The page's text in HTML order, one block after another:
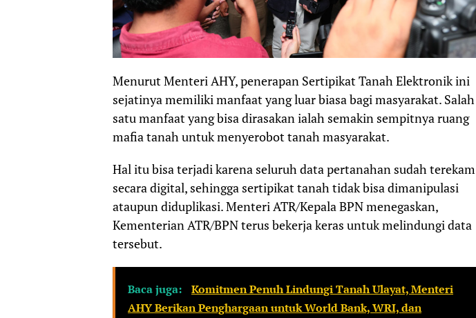
Menurut Menteri AHY, penerapan Sertipikat Tanah Elektronik ini
sejatinya memiliki manfaat yang luar biasa bagi masyarakat. Salah
satu manfaat yang bisa dirasakan ialah semakin sempitnya ruang
mafia tanah untuk menyerobot tanah masyarakat.
Hal itu bisa terjadi karena seluruh data pertanahan sudah terekam
secara digital, sehingga sertipikat tanah tidak bisa dimanipulasi
ataupun diduplikasi. Menteri ATR/Kepala BPN menegaskan,
Kementerian ATR/BPN terus bekerja keras untuk melindungi data
tersebut.
Baca juga:
Komitmen Penuh Lindungi Tanah Ulayat, Menteri
AHY Berikan Penghargaan untuk World Bank, WRI, dan